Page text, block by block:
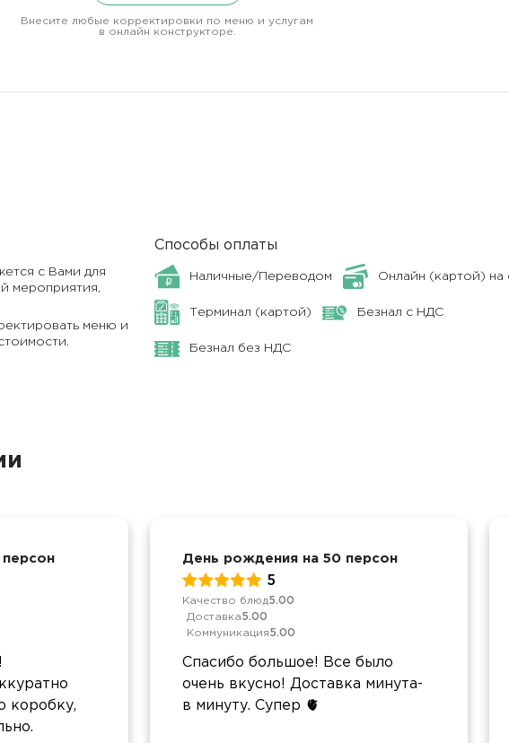
Внесите любые корректировки по меню и услугам
в онлайн конструкторе.
с Вами для
мероприятия,
меню и
Способы оплаты
Наличные/Переводом Онлайн (картой) на
Терминал (картой) Безнал с НДС
Безнал без НДС
коробку,
День рождения на 50 персон
5
Качество блюд5.00
Доставка5.00
Коммуникация5.00
Спасибо большое! Все было
очень вкусно! Доставка минута-
в минуту. Супер 🫀